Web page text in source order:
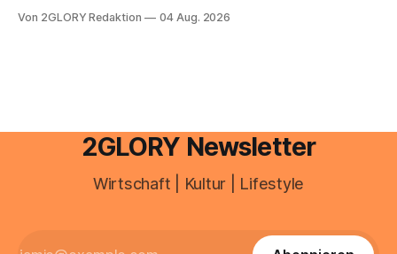
besitzt, loggt sich heute über das Vodafone E-Mail & Cloud
Von 2GLORY Redaktion 04 Aug. 2026
2GLORY Newsletter
Wirtschaft | Kultur | Lifestyle